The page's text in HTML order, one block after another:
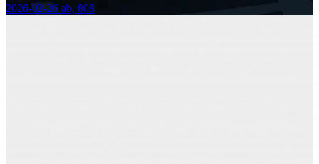
2026-02-26 ab, 808